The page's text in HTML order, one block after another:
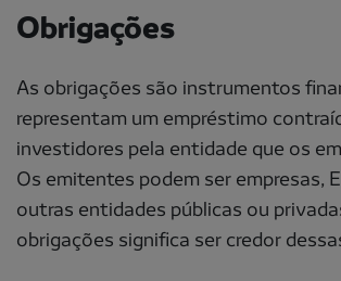
Obrigações
As obrigações são instrumentos
representam um empréstimo
investidores pela entidade que os
Os emitentes podem ser empresas,
outras entidades públicas ou
obrigações significa ser credor